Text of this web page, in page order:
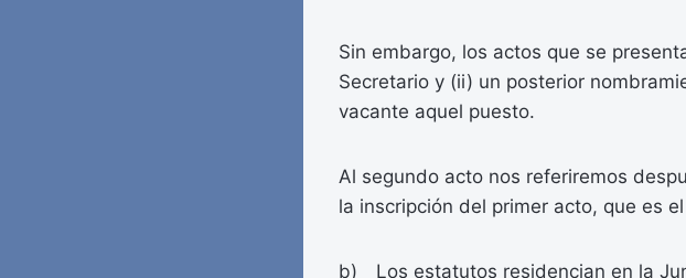
Sin embargo, los actos que se
Secretario y (ii) un posterior
vacante aquel puesto.
Al segundo acto nos referiremos
la inscripción del primer acto, que es
b) Los estatutos residencian en la